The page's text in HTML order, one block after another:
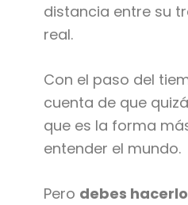
distancia entre su
real.
Con el paso del
cuenta de que
que es la forma
entender el mundo.
Pero debes